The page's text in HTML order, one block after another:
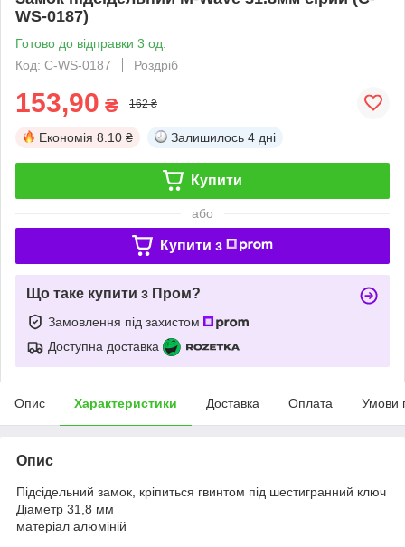
WS-0187)
Готово до відправки 3 од.
Код: C-WS-0187
Роздріб
153,90 ₴ 162 ₴
Економія 8.10 ₴ Залишилось 4 дні
Купити
або
Купити з
Що таке купити з Пром?
Замовлення під захистом
Доступна доставка
Опис Характеристики Доставка Оплата Умови
Опис
Підсідельний замок, кріпиться гвинтом під шестигранний ключ
Діаметр 31,8 мм
матеріал алюміній